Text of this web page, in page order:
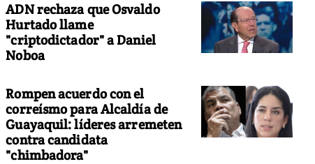
ADN rechaza que Osvaldo
Hurtado llame
"criptodictador" a Daniel
Noboa
Rompen acuerdo con el
correísmo para Alcaldía de
Guayaquil: líderes arremeten
contra candidata
"chimbadora"